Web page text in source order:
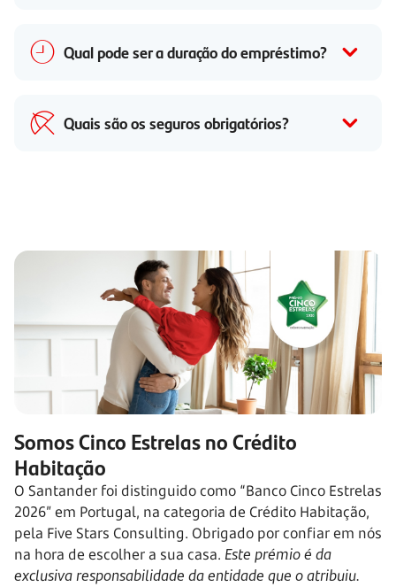
Qual pode ser a duração do empréstimo?
Quais são os seguros obrigatórios?
Somos Cinco Estrelas no Crédito
Habitação
O Santander foi distinguido como “Banco Cinco Estrelas
2026” em Portugal, na categoria de Crédito Habitação,
pela Five Stars Consulting. Obrigado por confiar em nós
na hora de escolher a sua casa. Este prémio é da
exclusiva responsabilidade da entidade que o atribuiu.